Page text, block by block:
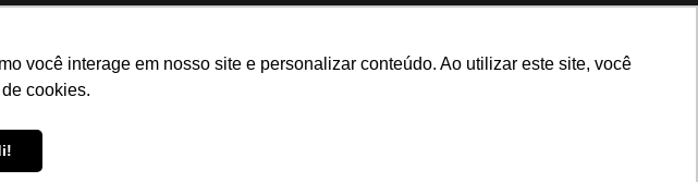
você interage em nosso site e personalizar conteúdo. Ao utilizar este site, você
cookies.
Siga nossas redes